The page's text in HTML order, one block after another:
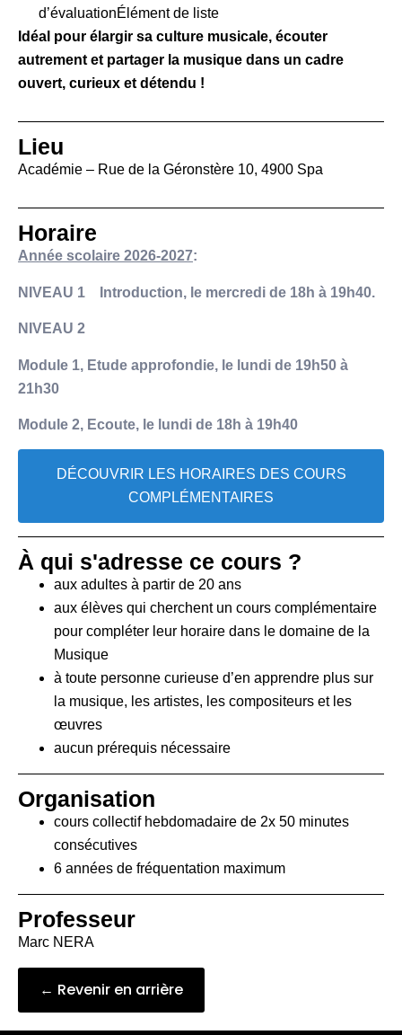
d’évaluationÉlément de liste
Idéal pour élargir sa culture musicale, écouter
autrement et partager la musique dans un cadre
ouvert, curieux et détendu !
Lieu
Académie – Rue de la Géronstère 10, 4900 Spa
Horaire
Année scolaire 2026-2027:
NIVEAU 1 Introduction, le mercredi de 18h à 19h40.
NIVEAU 2
Module 1, Etude approfondie, le lundi de 19h50 à
21h30
Module 2, Ecoute, le lundi de 18h à 19h40
DÉCOUVRIR LES HORAIRES DES COURS
COMPLÉMENTAIRES
À qui s'adresse ce cours ?
aux adultes à partir de 20 ans
aux élèves qui cherchent un cours complémentaire
pour compléter leur horaire dans le domaine de la
Musique
à toute personne curieuse d’en apprendre plus sur
la musique, les artistes, les compositeurs et les
œuvres
aucun prérequis nécessaire
Organisation
cours collectif hebdomadaire de 2x 50 minutes
consécutives
6 années de fréquentation maximum
Professeur
Marc NERA
← Revenir en arrière